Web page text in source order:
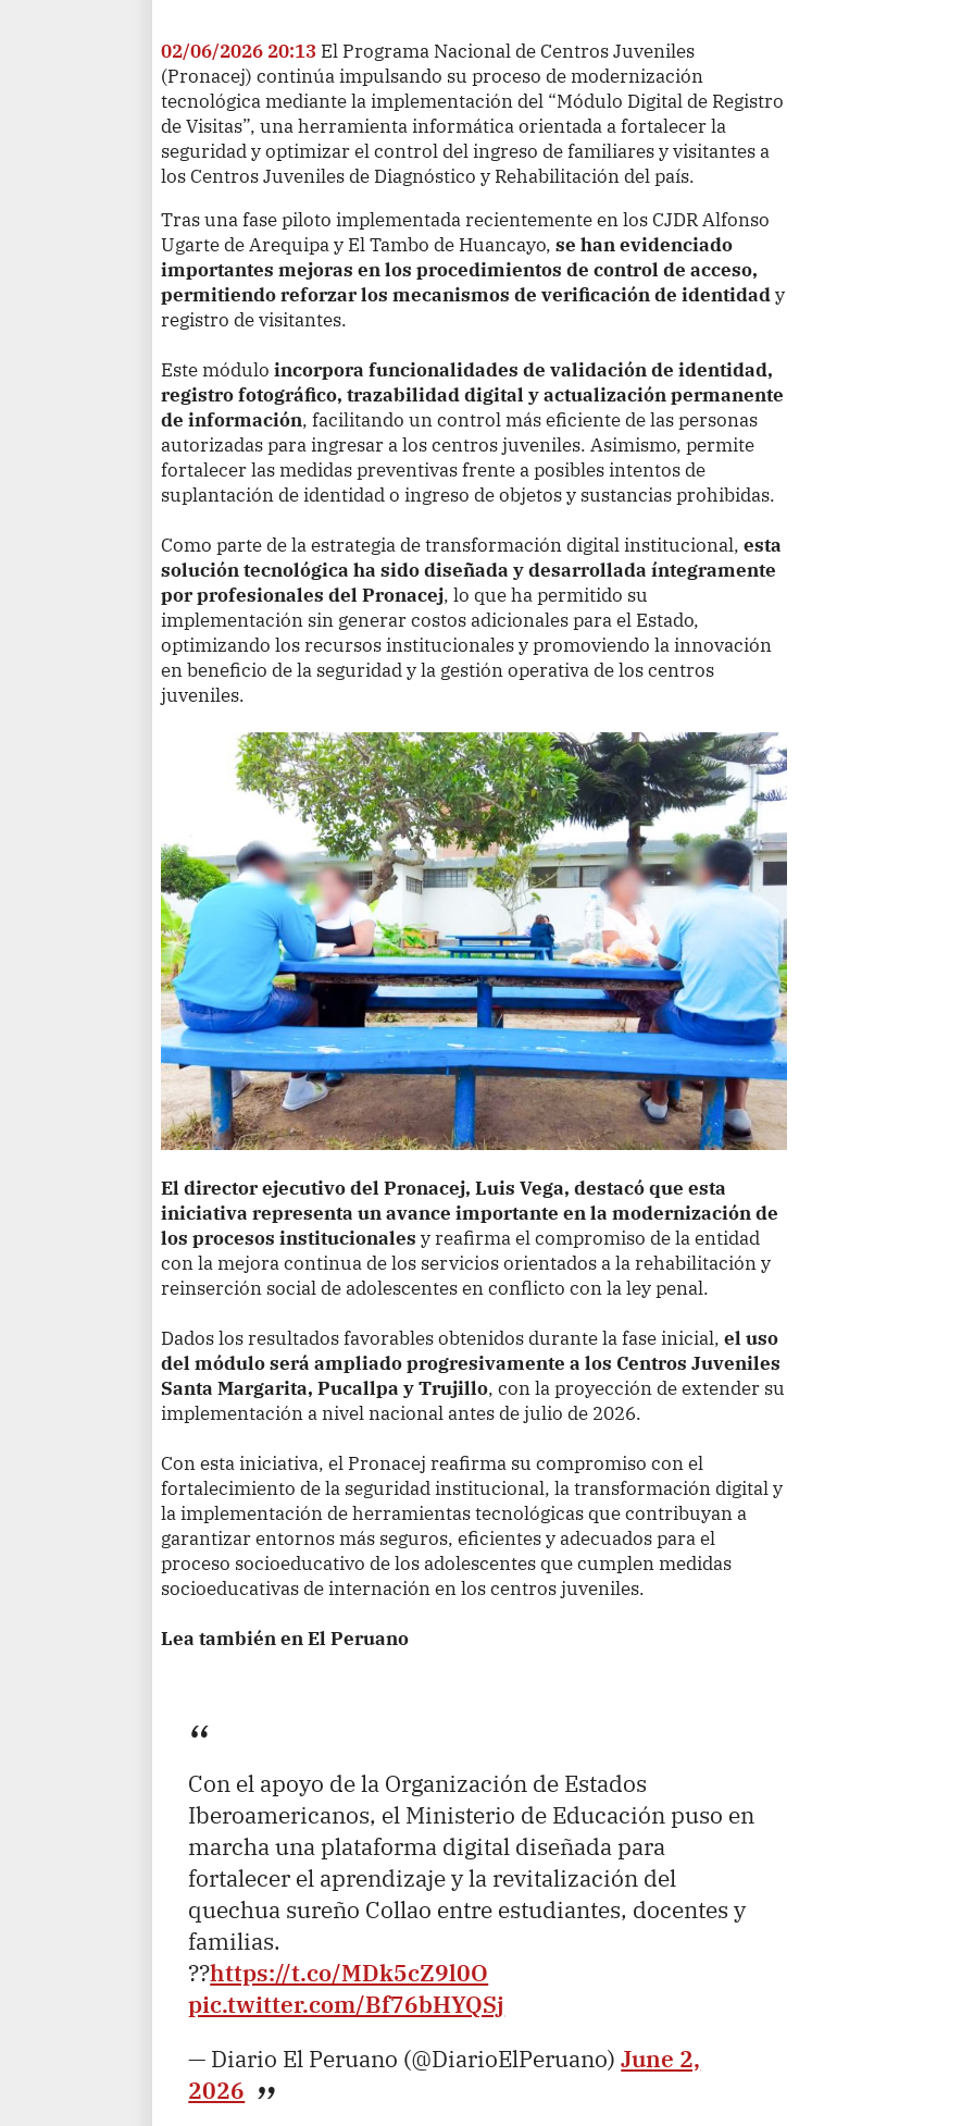
02/06/2026 20:13 El Programa Nacional de Centros Juveniles
(Pronacej) continúa impulsando su proceso de modernización
tecnológica mediante la implementación del “Módulo Digital de Registro
de Visitas”, una herramienta informática orientada a fortalecer la
seguridad y optimizar el control del ingreso de familiares y visitantes a
los Centros Juveniles de Diagnóstico y Rehabilitación del país.
Tras una fase piloto implementada recientemente en los CJDR Alfonso
Ugarte de Arequipa y El Tambo de Huancayo, se han evidenciado
importantes mejoras en los procedimientos de control de acceso,
permitiendo reforzar los mecanismos de verificación de identidady
registro de visitantes.
Este móduloincorpora funcionalidades de validación de identidad,
registro fotográfico, trazabilidad digital y actualización permanente
de información, facilitando un control más eficiente de las personas
autorizadas para ingresar a los centros juveniles. Asimismo, permite
fortalecer las medidas preventivas frente a posibles intentos de
suplantación de identidad o ingreso de objetos y sustancias prohibidas.
Como parte de la estrategia de transformación digital institucional, esta
solución tecnológica ha sido diseñada y desarrollada íntegramente
por profesionales del Pronacej, lo que ha permitido su
implementación sin generar costos adicionales para el Estado,
optimizando los recursos institucionales y promoviendo la innovación
en beneficio de la seguridad y la gestión operativa de los centros
juveniles.
El director ejecutivo del Pronacej, Luis Vega, destacó que esta
iniciativa representa un avance importante en la modernización de
los procesos institucionalesy reafirma el compromiso de la entidad
con la mejora continua de los servicios orientados a la rehabilitación y
reinserción social de adolescentes en conflicto con la ley penal.
Dados los resultados favorables obtenidos durante la fase inicial,el uso
del módulo será ampliado progresivamente a los Centros Juveniles
Santa Margarita, Pucallpa y Trujillo, con la proyección de extender su
implementación a nivel nacional antes de julio de 2026.
Con esta iniciativa, el Pronacej reafirma su compromiso con el
fortalecimiento de la seguridad institucional, la transformación digital y
la implementación de herramientas tecnológicas que contribuyan a
garantizar entornos más seguros, eficientes y adecuados para el
proceso socioeducativo de los adolescentes que cumplen medidas
socioeducativas de internación en los centros juveniles.
Lea también en El Peruano
Con el apoyo de la Organización de Estados
Iberoamericanos, el Ministerio de Educación puso en
marcha una plataforma digital diseñada para
fortalecer el aprendizaje y la revitalización del
quechua sureño Collao entre estudiantes, docentes y
familias.
??https://t.co/MDk5cZ9l0O
pic.twitter.com/Bf76bHYQSj
— Diario El Peruano (@DiarioElPeruano)June 2,
2026